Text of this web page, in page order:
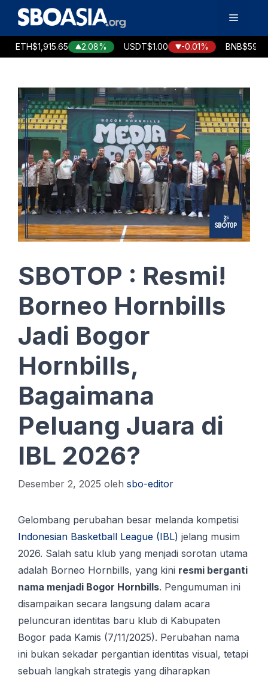
Langsung
isi
Menu
ETH$1,915.65 2.08% USDT$1.00 -0.01% BNB$594.06
SBOTOP : Resmi!
Borneo Hornbills
Jadi Bogor
Hornbills,
Bagaimana
Peluang Juara di
IBL 2026?
Desember 2, 2025 oleh sbo-editor
Gelombang perubahan besar melanda kompetisi
Indonesian Basketball League (IBL) jelang musim
2026. Salah satu klub yang menjadi sorotan utama
adalah Borneo Hornbills, yang kini resmi berganti
nama menjadi Bogor Hornbills. Pengumuman ini
disampaikan secara langsung dalam acara
peluncuran identitas baru klub di Kabupaten
Bogor pada Kamis (7/11/2025). Perubahan nama
ini bukan sekadar pergantian identitas visual, tetapi
sebuah langkah strategis yang diharapkan